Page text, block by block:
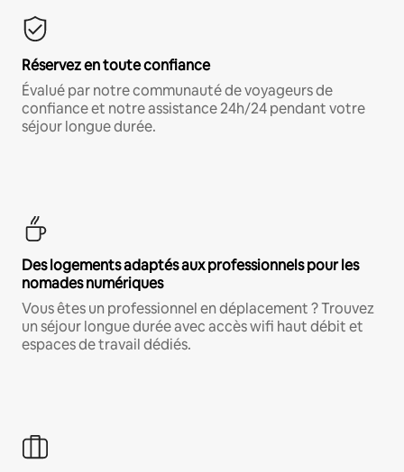
Réservez en toute confiance
Évalué par notre communauté de voyageurs de
confiance et notre assistance 24h/24 pendant votre
séjour longue durée.
Des logements adaptés aux professionnels pour les
nomades numériques
Vous êtes un professionnel en déplacement ? Trouvez
un séjour longue durée avec accès wifi haut débit et
espaces de travail dédiés.